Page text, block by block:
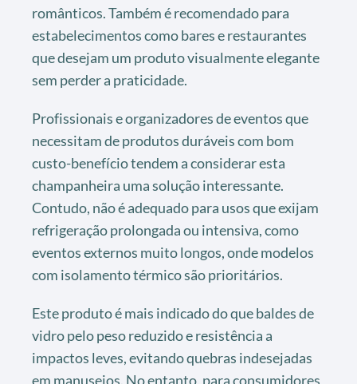
românticos. Também é recomendado para
estabelecimentos como bares e restaurantes
que desejam um produto visualmente elegante
sem perder a praticidade.
Profissionais e organizadores de eventos que
necessitam de produtos duráveis com bom
custo-benefício tendem a considerar esta
champanheira uma solução interessante.
Contudo, não é adequado para usos que exijam
refrigeração prolongada ou intensiva, como
eventos externos muito longos, onde modelos
com isolamento térmico são prioritários.
Este produto é mais indicado do que baldes de
vidro pelo peso reduzido e resistência a
impactos leves, evitando quebras indesejadas
em manuseios. No entanto, para consumidores